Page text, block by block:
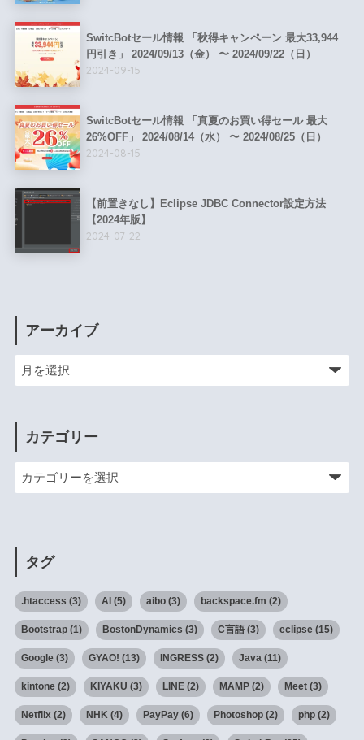
SwitcBotセール情報 「秋得キャンペーン 最大33,944
円引き」 2024/09/13（金） 〜 2024/09/22（日）
2024-09-15
SwitcBotセール情報 「真夏のお買い得セール 最大
26%OFF」 2024/08/14（水） 〜 2024/08/25（日）
2024-08-15
【前置きなし】Eclipse JDBC Connector設定方法
【2024年版】
2024-07-22
アーカイブ
カテゴリー
タグ
.htaccess (3) AI(5) aibo(3) backspace.fm (2)
Bootstrap(1) BostonDynamics (3) C言語(3) eclipse(15)
Google(3) GYAO! (13) INGRESS(2) Java (11)
kintone(2) KIYAKU (3) LINE(2) MAMP(2) Meet(3)
Netflix (2) NHK (4) PayPay(6) Photoshop(2) php(2)